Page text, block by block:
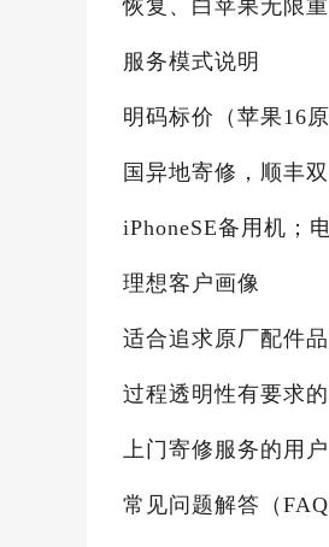
恢复、白苹果无限
服务模式说明
明码标价（苹果16
国异地寄修，顺丰
iPhoneSE备用机；
理想客户画像
适合追求原厂配件
过程透明性有要求
上门寄修服务的用户
常见问题解答（FAQ